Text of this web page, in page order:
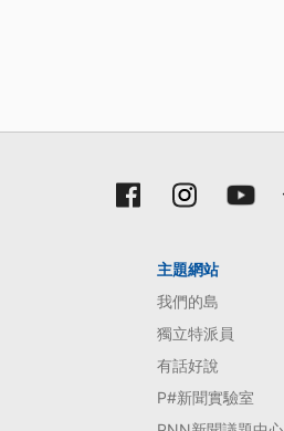
主題網站
我們的島
獨立特派員
有話好說
P#新聞實驗室